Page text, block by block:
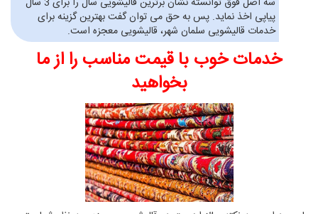
پیاپی اخذ نماید. پس به حق می توان گفت بهترین گزینه برای
خدمات قالیشویی سلمان شهر، قالیشویی معجزه است.
خدمات خوب با قیمت مناسب را از ما
بخواهید